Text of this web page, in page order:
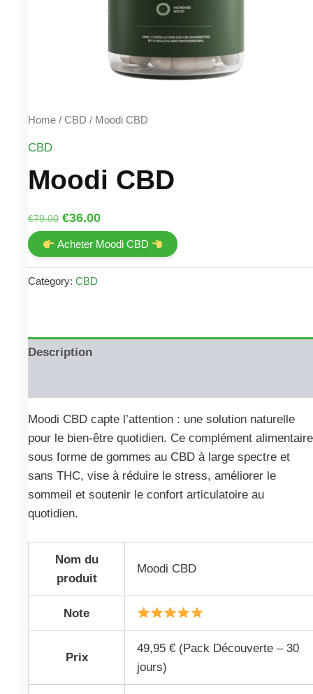
Home / CBD / Moodi CBD
CBD
Moodi CBD
€79.00 Original
price
was:
€79.00.
€36.00Current
price
is:
Acheter Moodi CBD
Category: CBD
Description
Moodi CBD capte l’attention : une solution naturelle
pour le bien‑être quotidien. Ce complément
sous forme de gommes au CBD à large spectre et
sans THC, vise à réduire le stress, améliorer le
sommeil et soutenir le confort articulatoire au
quotidien.
Nom du
produit
Moodi CBD
Note
Prix
49,95 € (Pack Découverte – 30
jours)